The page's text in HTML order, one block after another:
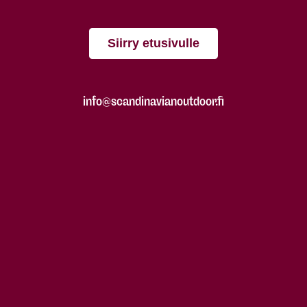
Siirry etusivulle
info@scandinavianoutdoor.fi